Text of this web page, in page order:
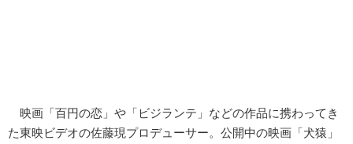
映画「百円の恋」や「ビジランテ」などの作品に携わってき
た東映ビデオの佐藤現プロデューサー。公開中の映画「犬猿」